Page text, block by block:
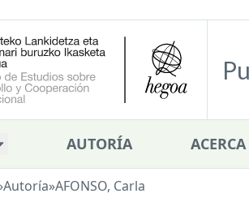
AUTORÍA
Autoría»AFONSO, Carla